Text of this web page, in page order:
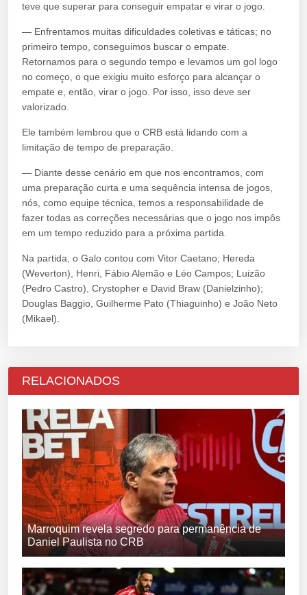
teve que superar para conseguir empatar e virar o jogo.
— Enfrentamos muitas dificuldades coletivas e táticas; no
primeiro tempo, conseguimos buscar o empate.
Retornamos para o segundo tempo e levamos um gol logo
no começo, o que exigiu muito esforço para alcançar o
empate e, então, virar o jogo. Por isso, isso deve ser
valorizado.
Ele também lembrou que o CRB está lidando com a
limitação de tempo de preparação.
— Diante desse cenário em que nos encontramos, com
uma preparação curta e uma sequência intensa de jogos,
nós, como equipe técnica, temos a responsabilidade de
fazer todas as correções necessárias que o jogo nos impôs
em um tempo reduzido para a próxima partida.
Na partida, o Galo contou com Vitor Caetano; Hereda
(Weverton), Henri, Fábio Alemão e Léo Campos; Luizão
(Pedro Castro), Crystopher e David Braw (Danielzinho);
Douglas Baggio, Guilherme Pato (Thiaguinho) e João Neto
(Mikael).
RELACIONADOS
Marroquim revela segredo para permanência de
Daniel Paulista no CRB